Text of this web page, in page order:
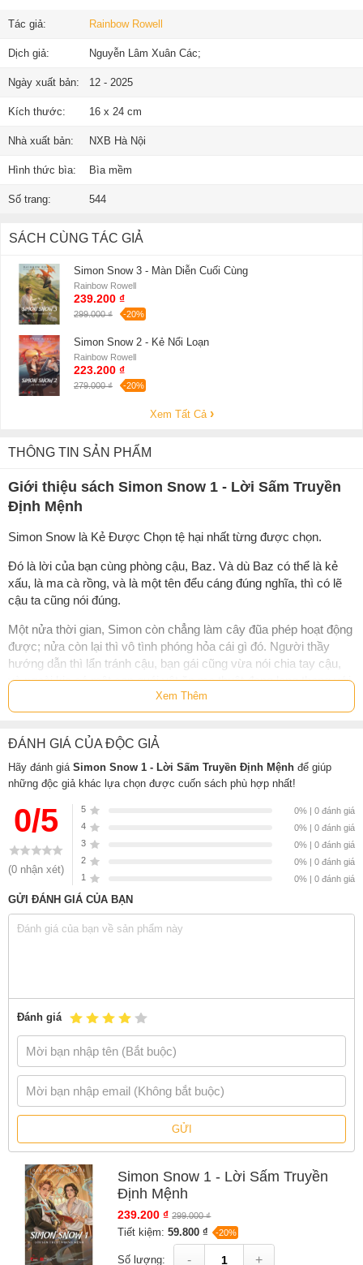
Tác giả: Rainbow Rowell
Dịch giả: Nguyễn Lâm Xuân Các;
Ngày xuất bản: 12 - 2025
Kích thước: 16 x 24 cm
Nhà xuất bản: NXB Hà Nội
Hình thức bìa: Bìa mềm
Số trang: 544
SÁCH CÙNG TÁC GIẢ
Simon Snow 3 - Màn Diễn Cuối Cùng
Rainbow Rowell
239.200 ₫
299.000 ₫ -20%
Simon Snow 2 - Kẻ Nổi Loạn
Rainbow Rowell
223.200 ₫
279.000 ₫ -20%
Xem Tất Cả
THÔNG TIN SẢN PHẨM
Giới thiệu sách Simon Snow 1 - Lời Sấm Truyền
Định Mệnh
Simon Snow là Kẻ Được Chọn tệ hại nhất từng được chọn.
Đó là lời của bạn cùng phòng cậu, Baz. Và dù Baz có thể là kẻ
xấu, là ma cà rồng, và là một tên đểu cáng đúng nghĩa, thì có lẽ
cậu ta cũng nói đúng.
Một nửa thời gian, Simon còn chẳng làm cây đũa phép hoạt động
được; nửa còn lại thì vô tình phóng hỏa cái gì đó. Người thầy
hướng dẫn thì lẩn tránh cậu, bạn gái cũng vừa nói chia tay cậu,
và ngoài kia có một con quái vật ăn ma thuật đang lang thang với
khuôn mặt y hệt Simon. Nếu Baz có mặt ở đây, cậu ta hẳn sẽ hả
hê lắm. Nhưng cậu ta chẳng buồn xuất hiện, dù đây là năm cuối
lên vì kẻ thù không đội trời chung của mình cứ như bốc hơi khỏi
thế giới này.
Snow là một câu chuyện phép thuật, một câu chuyện tình yêu, và
một bí ẩn đang chờ đợi bạn khám phá.
Thông tin về tác phẩm:
1. Tập 1 trong series 3 tập bán chạy nhất New York Times
Thông tin tác giả Rainbow Rowell
Không chỉ là tiểu thuyết gia, bà còn là người viết cốt truyện
cho bộ truyện tranh She-Hulk đình đám của Marvel. Văn
phong của Rowell ấm áp, dễ đọc, tập trung vào những cảm
xúc đời thường như tình yêu, sự cô đơn và hành trình trưởng
thành.
Trong sự nghiệp của mình, Rowell đã tạo ra nhiều tác phẩm
nổi bật với đa dạng thể loại từ tiểu thuyết thanh thiếu niên,
người lớn đến ma cà rồng... Có thể kể đến các tác phẩm tiêu
biểu như Eleanor & Park (2013) từng xuất hiện trong nhiều
danh sách“Best of the Year”; Fangirl; Attachments (2011);
Landline (2014) và series Simon Snow được cộng đồng
fandom đặc biệt yêu thích.
Phong cách của Rowell được nhận diện qua những nhân vật
Xem Thêm
ĐÁNH GIÁ CỦA ĐỘC GIẢ
Hãy đánh giá Simon Snow 1 - Lời Sấm Truyền Định Mệnh để giúp
những độc giả khác lựa chọn được cuốn sách phù hợp nhất!
0/5
(0 nhận xét)
5
0% | 0 đánh giá
4
0% | 0 đánh giá
3
0% | 0 đánh giá
2
0% | 0 đánh giá
1
0% | 0 đánh giá
GỬI ĐÁNH GIÁ CỦA BẠN
Đánh giá
GỬI
Simon Snow 1 - Lời Sấm Truyền
Định Mệnh
239.200 ₫ 299.000 ₫
Tiết kiệm:59.800 ₫ -20%
Số lượng: - +